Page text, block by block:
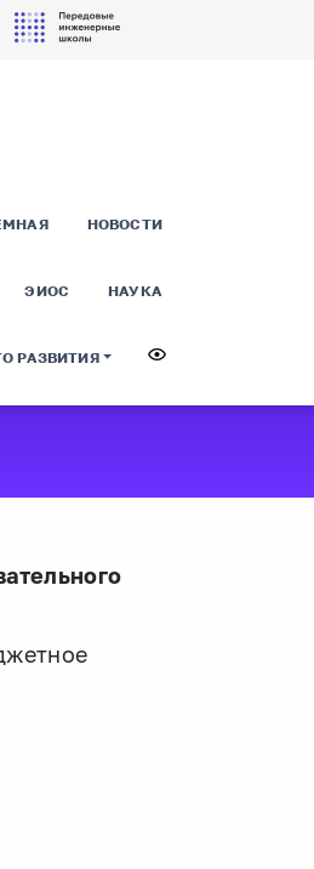
НОВОСТИ
ЭИОС НАУКА
РАЗВИТИЯ